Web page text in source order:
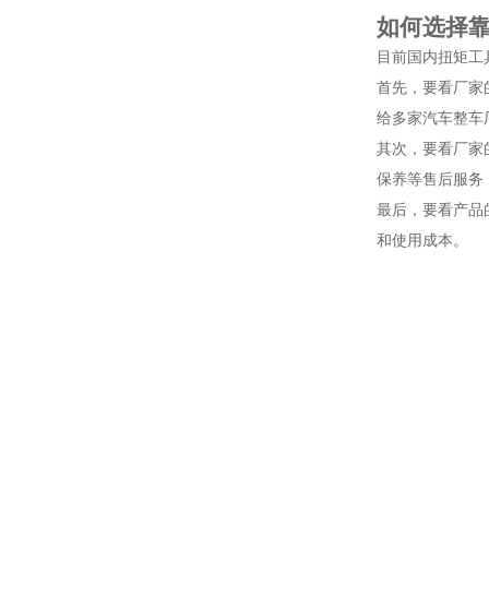
如何选择
目前国内扭矩
首先，要看厂家
给多家汽车整车
其次，要看厂家
保养等售后服务
最后，要看产品
和使用成本。